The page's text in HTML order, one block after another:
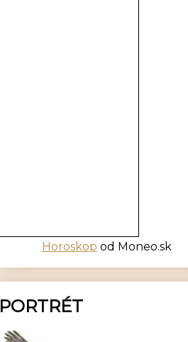
Horoskop od Moneo.sk
PORTRÉT